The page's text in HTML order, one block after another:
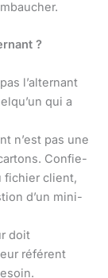
?
l’alternant
qui a
n’est pas une
Confie-
fichier client,
d’un mini-
doit
référent